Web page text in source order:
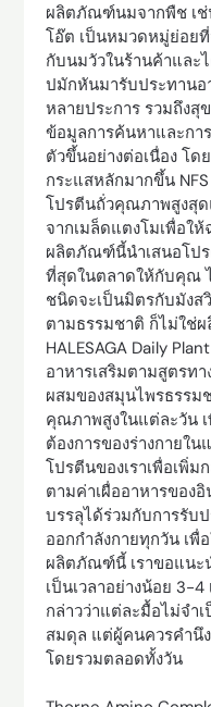
ผลิตภัณฑ์นมจากพืช เช่
โอ๊ต เป็นหมวดหมู่ย่อย
กับนมวัวในร้านค้าและ
ปมักหันมารับประทานอ
หลายประการ รวมถึง
ข้อมูลการค้นหาและกา
ตัวขึ้นอย่างต่อเนื่อง โด
กระแสหลักมากขึ้น
โปรตีนถั่วคุณภาพสูงสุ
จากเมล็ดแตงโมเพื่อใ
ผลิตภัณฑ์นี้นำเสนอโป
ที่สุดในตลาดให้กับคุณ
ชนิดจะเป็นมิตรกับมังส
ตามธรรมชาติ ก็ไม่ใช่
HALESAGA Daily
อาหารเสริมตามสูตรท
ผสมของสมุนไพรธรรม
คุณภาพสูงในแต่ละวัน
ต้องการของร่างกายใ
โปรตีนของเราเพื่อเพิ่
ตามค่าเผื่ออาหารของ
บรรลุได้ร่วมกับการรับ
ออกกำลังกายทุกวัน เพื่
ผลิตภัณฑ์นี้ เราขอแนะ
เป็นเวลาอย่างน้อย 3-
กล่าวว่าแต่ละมื้อไม่จำ
สมดุล แต่ผู้คนควรคำนึ
โดยรวมตลอดทั้งวัน